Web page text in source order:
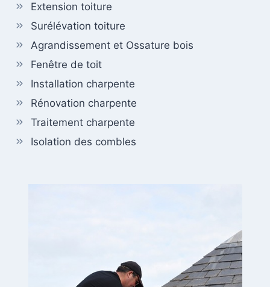
Extension toiture
Surélévation toiture
Agrandissement et Ossature bois
Fenêtre de toit
Installation charpente
Rénovation charpente
Traitement charpente
Isolation des combles